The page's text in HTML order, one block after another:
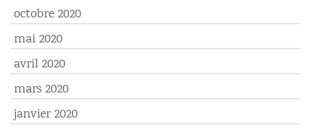
octobre 2020
mai 2020
avril 2020
mars 2020
janvier 2020